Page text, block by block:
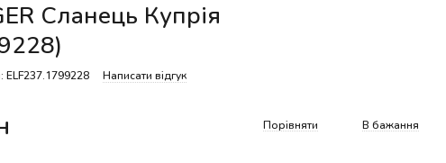
Сланець Купрія
ELF237.1799228 Написати відгук
Порівняти В бажання